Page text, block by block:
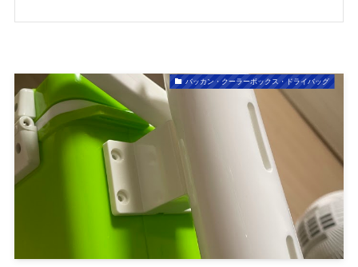
バッカン・クーラーボックス・ドライバッグ